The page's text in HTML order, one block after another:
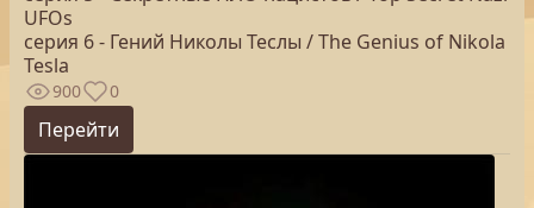
UFOs
серия 6 - Гений Николы Теслы / The Genius of Nikola
Tesla
900 0
Перейти